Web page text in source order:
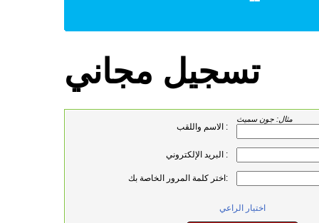
تسجيل مجاني
الاسم واللقب :
مثال: جون سميث
البريد الإلكتروني :
اختر كلمة المرور الخاصة بك:
اختيار الراعي